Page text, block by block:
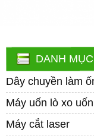
DANH
Dây chuyền làm
Máy uốn lò xo
Máy cắt laser